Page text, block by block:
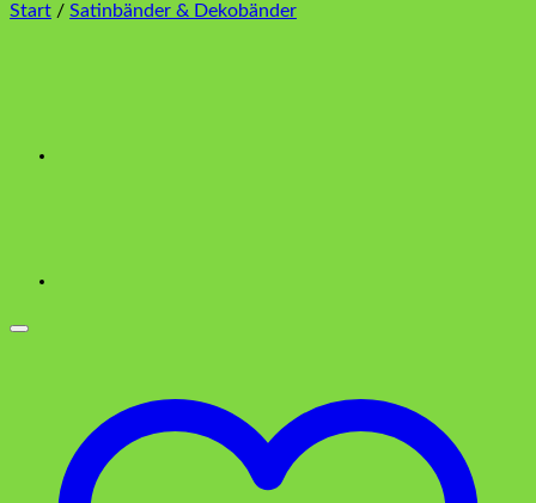
Start / Satinbänder & Dekobänder